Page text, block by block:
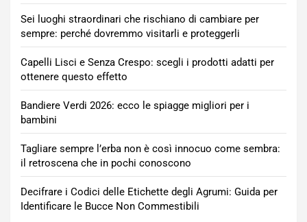
Sei luoghi straordinari che rischiano di cambiare per
sempre: perché dovremmo visitarli e proteggerli
Capelli Lisci e Senza Crespo: scegli i prodotti adatti per
ottenere questo effetto
Bandiere Verdi 2026: ecco le spiagge migliori per i
bambini
Tagliare sempre l’erba non è così innocuo come sembra:
il retroscena che in pochi conoscono
Decifrare i Codici delle Etichette degli Agrumi: Guida per
Identificare le Bucce Non Commestibili